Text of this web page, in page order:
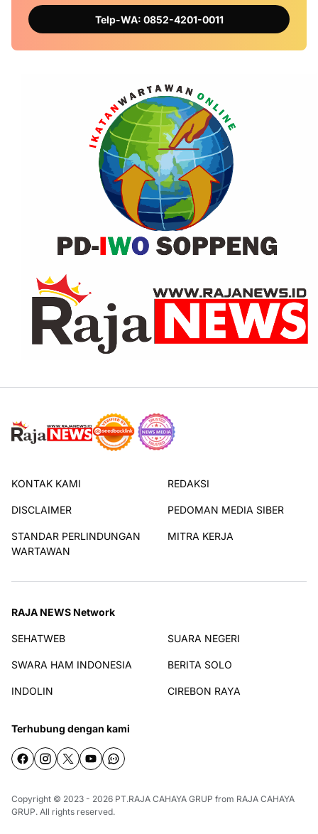
Telp-WA: 0852-4201-0011
KONTAK KAMI REDAKSI
DISCLAIMER PEDOMAN MEDIA SIBER
STANDAR PERLINDUNGAN
WARTAWAN
MITRA KERJA
RAJA NEWS Network
SEHATWEB SUARA NEGERI
SWARA HAM INDONESIA BERITA SOLO
INDOLIN CIREBON RAYA
Terhubung dengan kami
Copyright © 2023 - 2026 PT.RAJA CAHAYA GRUP from RAJA CAHAYA
GRUP. All rights reserved.